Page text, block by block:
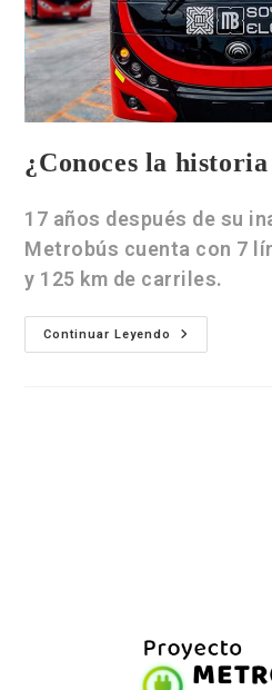
¿Conoces la
17 años después de su
Metrobús cuenta con 7
y 125 km de carriles.
Continuar Leyendo